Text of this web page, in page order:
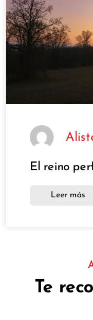
El reino
Leer más
Te